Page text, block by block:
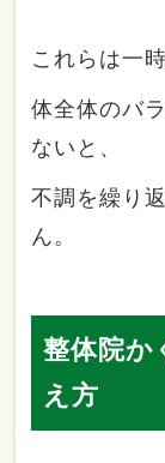
これらは一
体全体のバ
ないと、
不調を繰り
ん。
整体院か
え方